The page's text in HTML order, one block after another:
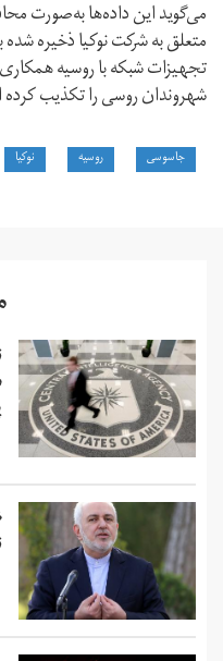
می‌گوید این داده‌ها به‌صورت
متعلق به شرکت نوکیا ذخیره
تجهیزات شبکه با روسیه
شهروندان روسی را تکذیب
جاسوسی روسیه نوکیا